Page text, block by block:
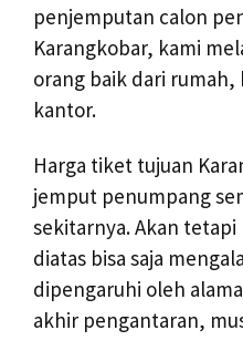
penjemputan calon
Karangkobar, kami
orang baik dari
kantor.
Harga tiket tujuan
jemput penumpang
sekitarnya. Akan
diatas bisa saja
dipengaruhi oleh
akhir pengantaran,